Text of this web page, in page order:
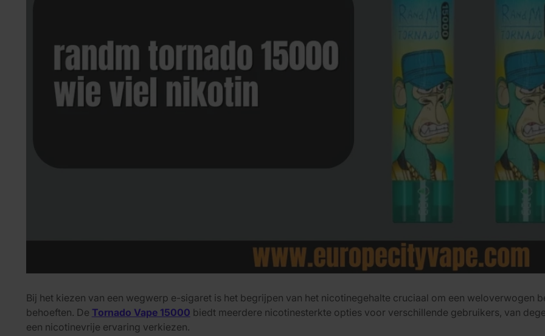
Bij het kiezen van een wegwerp e-sigaret is het begrijpen van het nicotinegehalte cruciaal om een weloverwogen
behoeften. De Tornado Vape 15000 biedt meerdere nicotinesterkte opties voor verschillende gebruikers, van
een nicotinevrije ervaring verkiezen.